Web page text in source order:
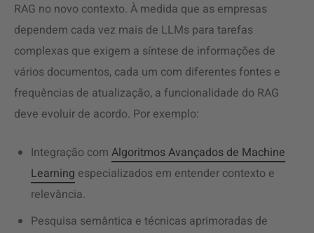
RAG no novo contexto. À medida que as empresas
dependem cada vez mais de LLMs para tarefas
complexas que exigem a síntese de informações de
vários documentos, cada um com diferentes fontes e
frequências de atualização, a funcionalidade do RAG
deve evoluir de acordo. Por exemplo:
Integração com Algoritmos Avançados de Machine
Learning especializados em entender contexto e
relevância.
Pesquisa semântica e técnicas aprimoradas de